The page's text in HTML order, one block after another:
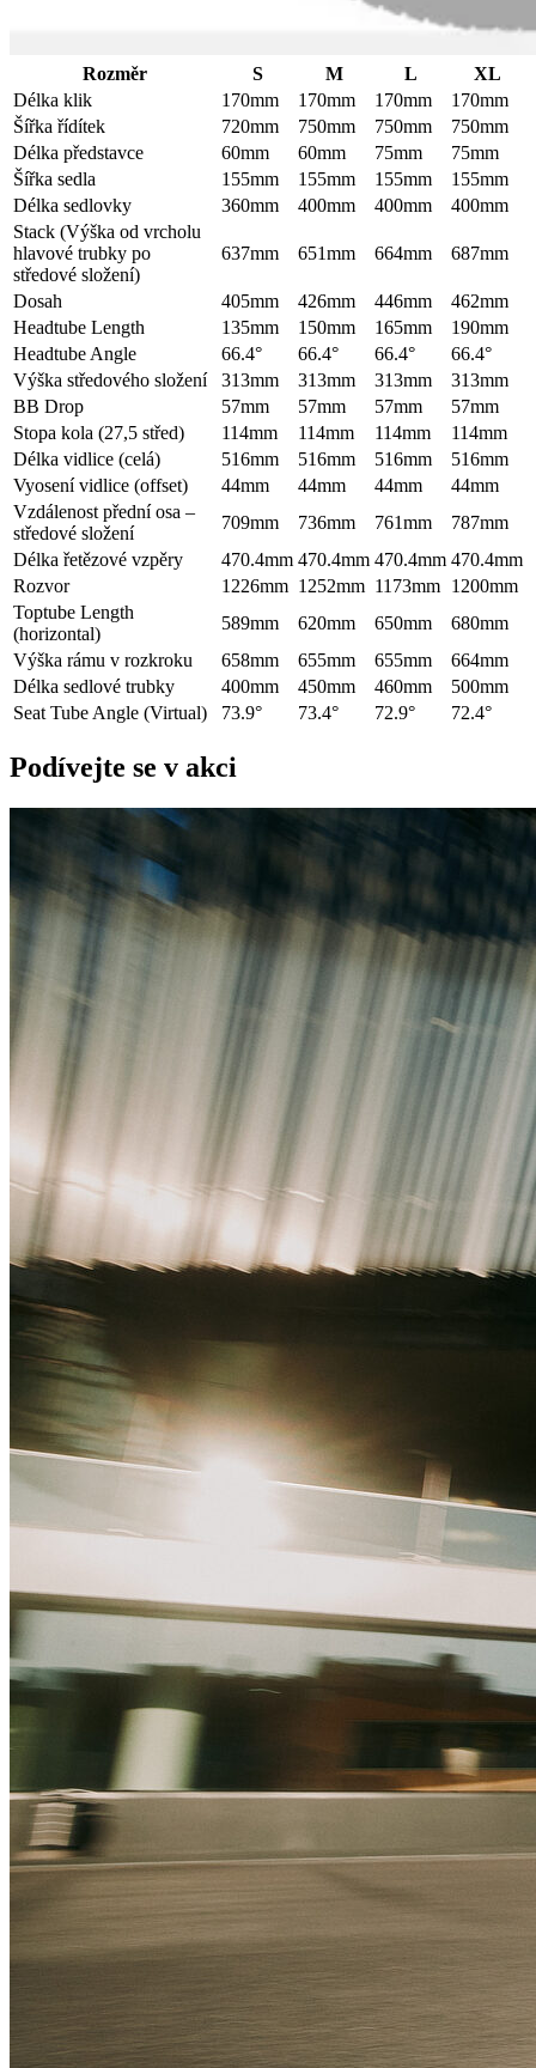
Rozměr S M L
XL
Délka klik
170mm 170mm 170mm
170mm
Šířka řídítek
720mm 750mm 750mm
750mm
Délka představce
60mm 60mm 75mm
75mm
Šířka sedla
155mm 155mm 155mm
155mm
Délka sedlovky
360mm 400mm 400mm
400mm
Stack (Výška od vrcholu
hlavové trubky po
středové složení)
637mm 651mm 664mm 687mm
Dosah 405mm 426mm 446mm
462mm
Headtube Length
135mm 150mm 165mm
190mm
Headtube Angle
66.4° 66.4° 66.4°
66.4°
Výška středového složení
313mm 313mm 313mm
313mm
BB Drop
57mm 57mm 57mm
57mm
Stopa kola (27,5 střed)
114mm 114mm 114mm
114mm
Délka vidlice (celá)
516mm 516mm 516mm
516mm
Vyosení vidlice (offset)
44mm 44mm 44mm
44mm
Vzdálenost přední osa –
středové složení
709mm 736mm 761mm
787mm
Délka řetězové vzpěry
470.4mm 470.4mm 470.4mm 470.4mm
Rozvor
1226mm 1252mm 1173mm 1200mm
Toptube Length
(horizontal)
589mm 620mm 650mm
680mm
Výška rámu v rozkroku
658mm 655mm 655mm
664mm
Délka sedlové trubky
400mm 450mm 460mm
500mm
Seat Tube Angle (Virtual)
73.9° 73.4° 72.9° 72.4°
Podívejte se v akci